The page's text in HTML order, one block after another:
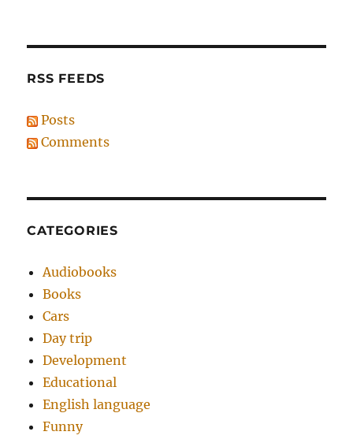
RSS FEEDS
Posts
Comments
CATEGORIES
Audiobooks
Books
Cars
Day trip
Development
Educational
English language
Funny